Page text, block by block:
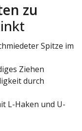
zu
Spitze im
Ziehen
durch
L-Haken und U-